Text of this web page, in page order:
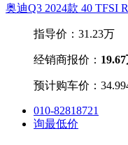
奥迪Q3 2024款 40 TFSI
指导价：31.23万
经销商报价：
预计购车价：
010-82818721
询最低价